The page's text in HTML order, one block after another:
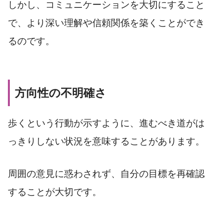
しかし、コミュニケーションを大切にすること
で、より深い理解や信頼関係を築くことができ
るのです。
方向性の不明確さ
歩くという行動が示すように、進むべき道がは
っきりしない状況を意味することがあります。
周囲の意見に惑わされず、自分の目標を再確認
することが大切です。